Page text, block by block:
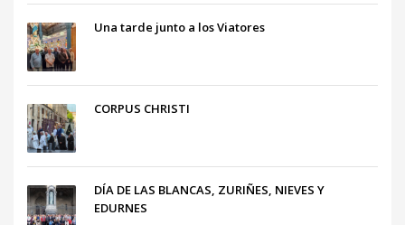
Una tarde junto a los Viatores
CORPUS CHRISTI
DÍA DE LAS BLANCAS, ZURIÑES, NIEVES Y
EDURNES